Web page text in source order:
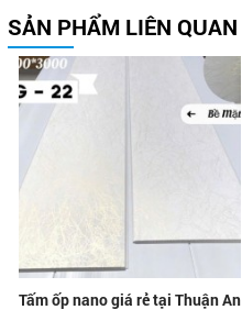
SẢN PHẨM LIÊN QUAN
Tấm ốp nano giá rẻ tại Thuận An